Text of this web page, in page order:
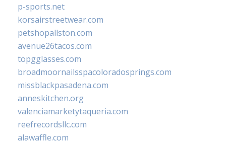
p-sports.net
korsairstreetwear.com
petshopallston.com
avenue26tacos.com
topgglasses.com
broadmoornailsspacoloradosprings.com
missblackpasadena.com
anneskitchen.org
valenciamarketytaqueria.com
reefrecordsllc.com
alawaffle.com